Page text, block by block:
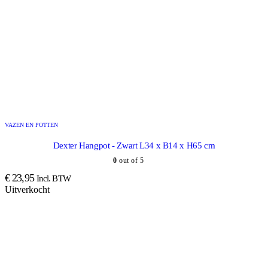
VAZEN EN POTTEN
Dexter Hangpot - Zwart L34 x B14 x H65 cm
0 out of 5
€23,95 Incl. BTW
Uitverkocht